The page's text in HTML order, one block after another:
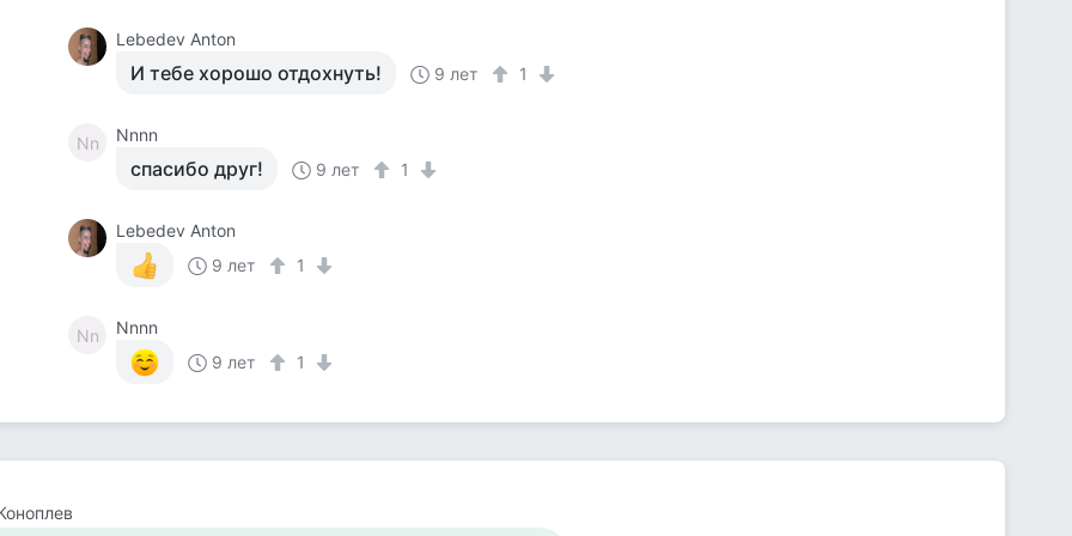
Lebedev Anton
И тебе хорошо отдохнуть! 9 лет 1
Nn Nnnn
спасибо друг! 9 лет 1
Lebedev Anton
9 лет
1
Nn
Nnnn
9 лет
1